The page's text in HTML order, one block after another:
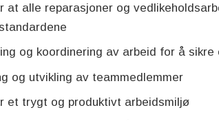
at alle reparasjoner og
og koordinering av arbeid for å
og utvikling av teammedlemmer
et trygt og produktivt arbeidsmiljø